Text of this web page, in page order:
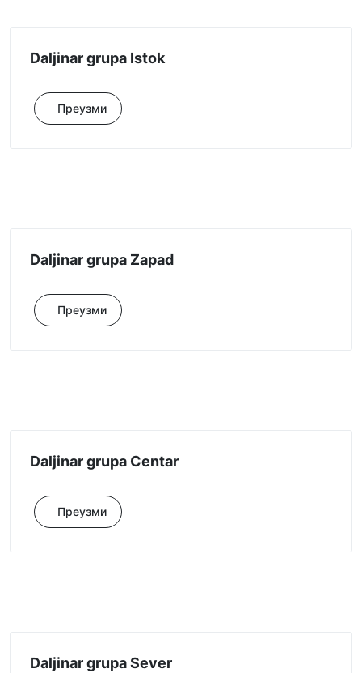
Daljinar grupa Istok
Преузми
Daljinar grupa Zapad
Преузми
Daljinar grupa Centar
Преузми
Daljinar grupa Sever